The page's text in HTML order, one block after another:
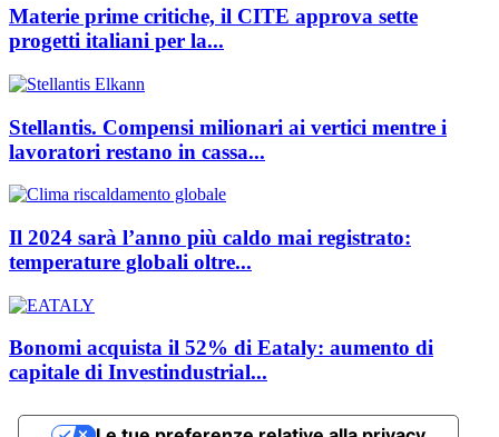
Materie prime critiche, il CITE approva sette
progetti italiani per la...
Stellantis. Compensi milionari ai vertici mentre i
lavoratori restano in cassa...
Il 2024 sarà l’anno più caldo mai registrato:
temperature globali oltre...
Bonomi acquista il 52% di Eataly: aumento di
capitale di Investindustrial...